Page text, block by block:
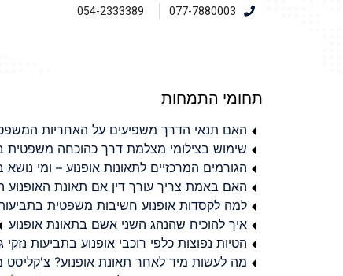
077-7880003
054-2333389
תחומי התמחות
האם תנאי הדרך משפיעים על האחריות
שימוש בצילומי מצלמת דרך כהוכחה משפטית
הגורמים המרכזיים לתאונות אופנוע – ומי
האם באמת צריך עורך דין אם תאונת האופנוע
למה לקסדות אופנוע חשיבות משפטית בתביעות
איך להוכיח שהנהג השני אשם בתאונת אופנוע
הטיות נפוצות כלפי רוכבי אופנוע בתביעות נזקי
מה לעשות מיד לאחר תאונת אופנוע?